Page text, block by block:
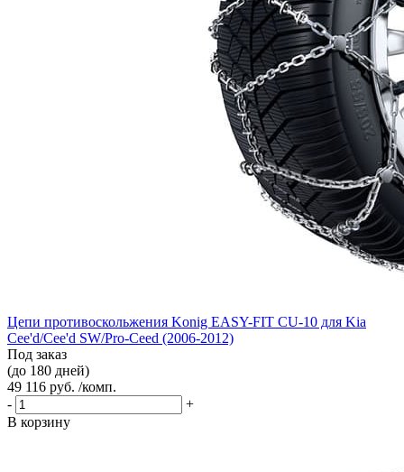
Цепи противоскольжения Konig EASY-FIT CU-10 для Kia
Cee'd/Cee'd SW/Pro-Ceed (2006-2012)
Под заказ
(до 180 дней)
49 116 руб. /комп.
-
+
В корзину